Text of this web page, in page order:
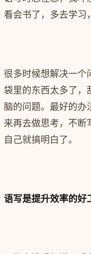
看会书了，多去学习
很多时候想解决一个
袋里的东西太多了，
脑的问题。最好的办
来再去做思考，不断
自己就搞明白了。
语写是提升效率的好